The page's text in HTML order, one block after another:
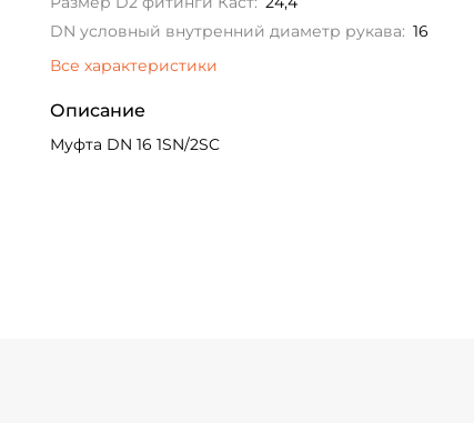
DN условный внутренний диаметр рукава: 16
Все характеристики
Описание
Муфта DN 16 1SN/2SC